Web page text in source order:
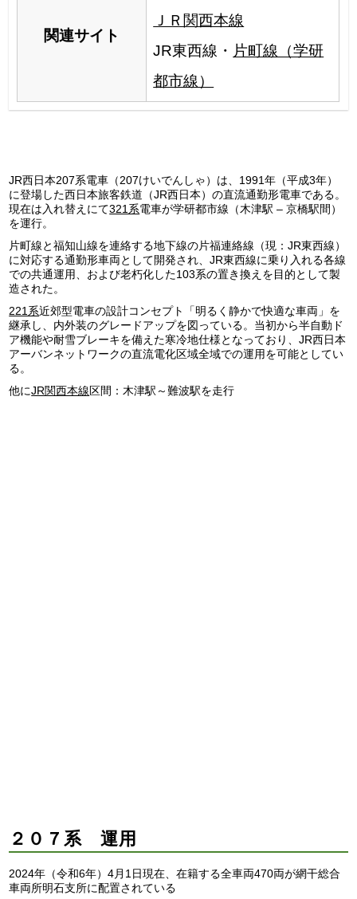
関連サイト
ＪＲ関西本線
JR東西線・ 片町線（学研
都市線）
JR西日本207系電車（207けいでんしゃ）は、1991年（平成3年）
に登場した西日本旅客鉄道（JR西日本）の直流通勤形電車である。
現在は入れ替えにて321系電車が学研都市線（木津駅 – 京橋駅間）
を運行。
片町線と福知山線を連絡する地下線の片福連絡線（現：JR東西線）
に対応する通勤形車両として開発され、JR東西線に乗り入れる各線
での共通運用、および老朽化した103系の置き換えを目的として製
造された。
221系近郊型電車の設計コンセプト「明るく静かで快適な車両」を
継承し、内外装のグレードアップを図っている。当初から半自動ド
ア機能や耐雪ブレーキを備えた寒冷地仕様となっており、JR西日本
アーバンネットワークの直流電化区域全域での運用を可能としてい
る。
他にJR関西本線区間：木津駅～難波駅を走行
２０７系 運用
2024年（令和6年）4月1日現在、在籍する全車両470両が網干総合
車両所明石支所に配置されている